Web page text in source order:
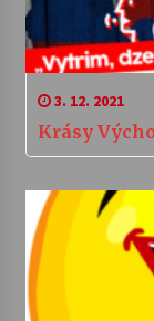
3. 12. 2021
Krásy